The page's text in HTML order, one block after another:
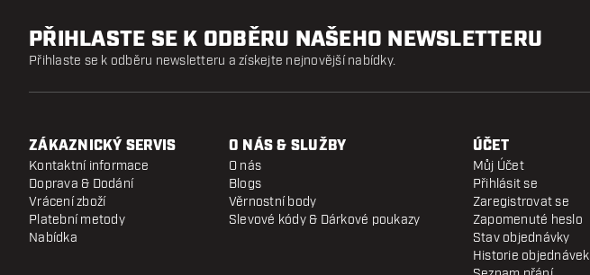
PŘIHLASTE SE K ODBĚRU NAŠEHO NEWSLETTERU
Přihlaste se k odběru newsletteru a získejte nejnovější nabídky.
ZÁKAZNICKÝ SERVIS
Kontaktní informace
Doprava & Dodání
Vrácení zboží
Platební metody
Nabídka
O NÁS & SLUŽBY
O nás
Blogs
Věrnostní body
Slevové kódy & Dárkové poukazy
ÚČET
Můj Účet
Přihlásit se
Zaregistrovat se
Zapomenuté heslo
Stav objednávky
Historie objednávek